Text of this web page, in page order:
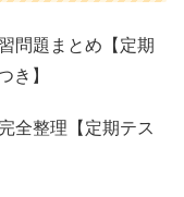
問題まとめ【定期
き】
全整理【定期テス